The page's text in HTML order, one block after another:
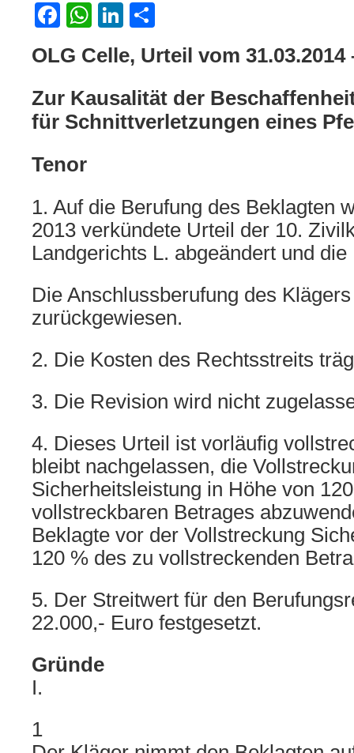
Facebook
WhatsApp
LinkedIn
OLG Celle, Urteil vom 31.03.2014
Zur Kausalität der
für Schnittverletzungen eines
Tenor
1. Auf die Berufung des Beklagten
2013 verkündete Urteil der 10.
Landgerichts L. abgeändert und
Die Anschlussberufung des
zurückgewiesen.
2. Die Kosten des Rechtsstreits
3. Die Revision wird nicht
4. Dieses Urteil ist vorläufig
bleibt nachgelassen, die
Sicherheitsleistung in Höhe von
vollstreckbaren Betrages
Beklagte vor der Vollstreckung
120 % des zu vollstreckenden
5. Der Streitwert für den
22.000,- Euro festgesetzt.
Gründe
I.
1